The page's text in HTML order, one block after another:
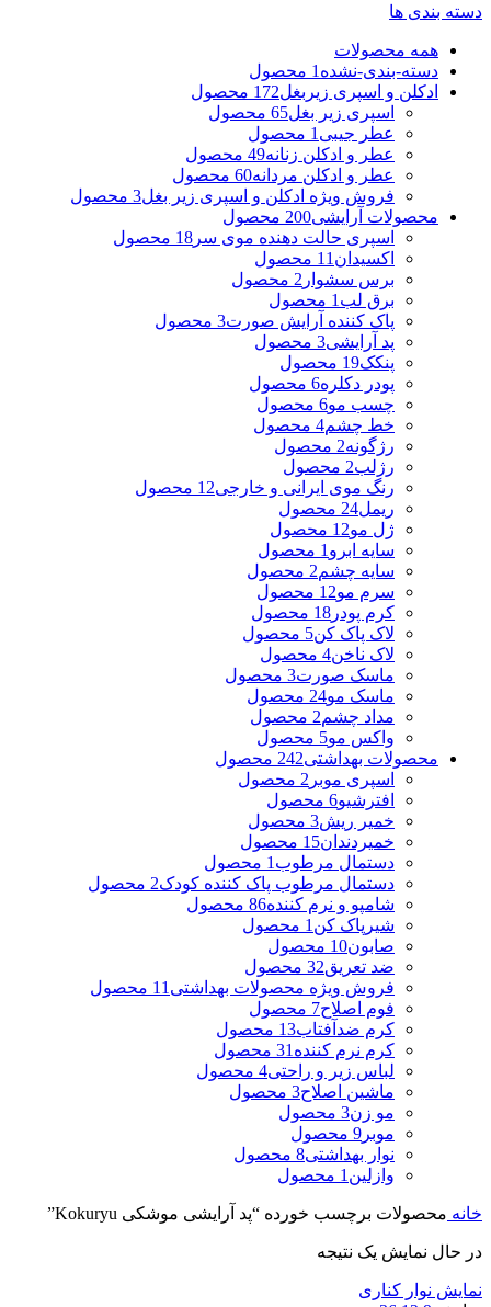
دسته بندی ها
همه محصولات
دسته-بندی-نشده 1 محصول
ادکلن و اسپری زیربغل172 محصول
اسپری زیر بغل65 محصول
عطر جیبی 1 محصول
عطر و ادکلن زنانه49 محصول
عطر و ادکلن مردانه60 محصول
فروش ویژه ادکلن و اسپری زیر بغل3 محصول
محصولات آرایشی200 محصول
اسپری حالت دهنده موی سر 18 محصول
اکسیدان 11 محصول
برس سشوار 2 محصول
برق لب 1 محصول
پاک کننده آرایش صورت3 محصول
پد آرایشی3 محصول
پنکک19 محصول
پودر دکلره6 محصول
چسب مو6 محصول
خط چشم4 محصول
رژگونه2 محصول
رژلب2 محصول
رنگ موی ایرانی و خارجی12 محصول
ریمل24 محصول
ژل مو12 محصول
سایه ابرو 1 محصول
سایه چشم2 محصول
سرم مو12 محصول
کرم پودر 18 محصول
لاک پاک کن5 محصول
لاک ناخن4 محصول
ماسک صورت3 محصول
ماسک مو24 محصول
مداد چشم2 محصول
واکس مو5 محصول
محصولات بهداشتی242 محصول
اسپری موبر 2 محصول
افترشیو6 محصول
خمیر ریش3 محصول
خمیردندان15 محصول
دستمال مرطوب 1 محصول
دستمال مرطوب پاک کننده کودک2 محصول
شامپو و نرم کننده86 محصول
شیرپاک کن 1 محصول
صابون10 محصول
ضد تعریق32 محصول
فروش ویژه محصولات بهداشتی 11 محصول
فوم اصلاح7 محصول
کرم ضدآفتاب13 محصول
کرم نرم کننده 31 محصول
لباس زیر و راحتی4 محصول
ماشین اصلاح3 محصول
مو زن3 محصول
موبر 9 محصول
نوار بهداشتی8 محصول
وازلین 1 محصول
خانه محصولات برچسب خورده “پد آرایشی موشکی Kokuryu”
در حال نمایش یک نتیجه
نمایش نوار کناری